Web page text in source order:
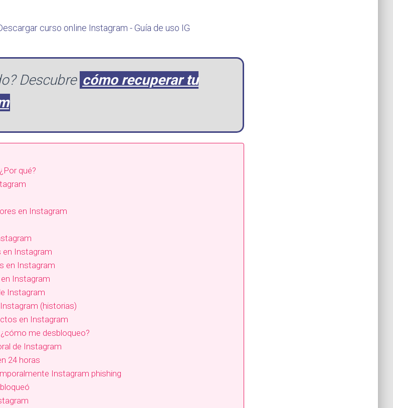
Descubre cómo recuperar tu
qué?
en Instagram
en Instagram
en Instagram
Instagram
Instagram
(historias)
en Instagram
me desbloqueo?
de Instagram
24 horas
Instagram phishing